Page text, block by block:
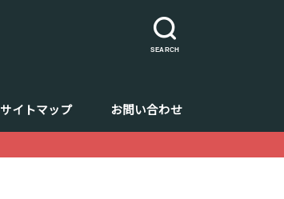
SEARCH
サイトマップ お問い合わせ